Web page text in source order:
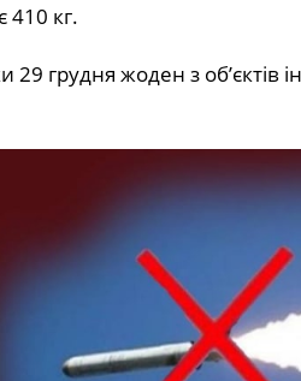
410 кг.
29 грудня жоден з об’єктів